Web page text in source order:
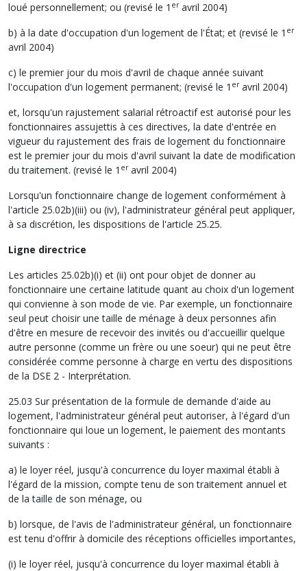
loué personnellement; ou (revisé le 1 eravril 2004)
b) à la date d'occupation d'un logement de l'État; et (revisé le 1 er
avril 2004)
c) le premier jour du mois d'avril de chaque année suivant
l'occupation d'un logement permanent; (revisé le 1 eravril 2004)
et, lorsqu'un rajustement salarial rétroactif est autorisé pour les
fonctionnaires assujettis à ces directives, la date d'entrée en
vigueur du rajustement des frais de logement du fonctionnaire
est le premier jour du mois d'avril suivant la date de modification
du traitement. (revisé le 1 eravril 2004)
Lorsqu'un fonctionnaire change de logement conformément à
l'article 25.02b)(iii) ou (iv), l'administrateur général peut appliquer,
à sa discrétion, les dispositions de l'article 25.25.
Ligne directrice
Les articles 25.02b)(i) et (ii) ont pour objet de donner au
fonctionnaire une certaine latitude quant au choix d'un logement
qui convienne à son mode de vie. Par exemple, un fonctionnaire
seul peut choisir une taille de ménage à deux personnes afin
d'être en mesure de recevoir des invités ou d'accueillir quelque
autre personne (comme un frère ou une soeur) qui ne peut être
considérée comme personne à charge en vertu des dispositions
de la DSE 2 - Interprétation.
25.03 Sur présentation de la formule de demande d'aide au
logement, l'administrateur général peut autoriser, à l'égard d'un
fonctionnaire qui loue un logement, le paiement des montants
suivants :
a) le loyer réel, jusqu'à concurrence du loyer maximal établi à
l'égard de la mission, compte tenu de son traitement annuel et
de la taille de son ménage, ou
b) lorsque, de l'avis de l'administrateur général, un fonctionnaire
est tenu d'offrir à domicile des réceptions officielles importantes,
(i) le loyer réel, jusqu'à concurrence du loyer maximal établi à